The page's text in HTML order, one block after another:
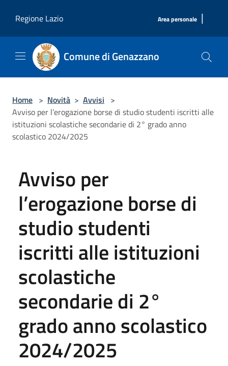
Regione Lazio
Area personale |
Comune di Genazzano
Home > Novità > Avvisi >
Avviso per l’erogazione borse di studio studenti iscritti alle
istituzioni scolastiche secondarie di 2° grado anno
scolastico 2024/2025
Avviso per
l’erogazione borse di
studio studenti
iscritti alle istituzioni
scolastiche
secondarie di 2°
grado anno scolastico
2024/2025